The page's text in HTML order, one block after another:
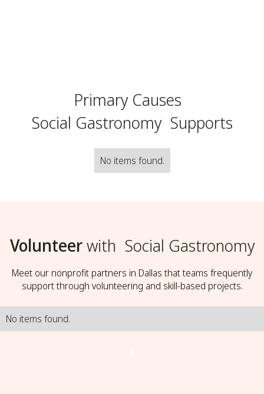
Primary Causes
Social Gastronomy Supports
No items found.
Volunteerwith Social Gastronomy
Meet our nonprofit partners in Dallas that teams frequently
support through volunteering and skill-based projects.
No items found.